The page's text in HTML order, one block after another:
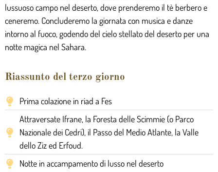
lussuoso campo nel deserto, dove prenderemo il tè berbero e
ceneremo. Concluderemo la giornata con musica e danze
intorno al fuoco, godendo del cielo stellato del deserto per una
notte magica nel Sahara.
Riassunto del terzo giorno
Prima colazione in riad a Fes
Attraversate Ifrane, la Foresta delle Scimmie (o Parco
Nazionale dei Cedri), il Passo del Medio Atlante, la Valle
dello Ziz ed Erfoud.
Notte in accampamento di lusso nel deserto